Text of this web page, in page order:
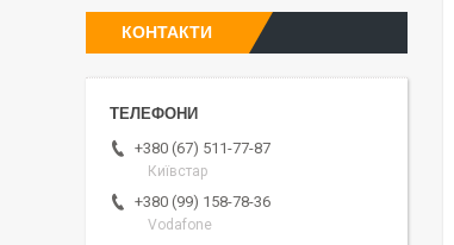
КОНТАКТИ
+380 (67) 511-77-87
Київстар
+380 (99) 158-78-36
Vodafone